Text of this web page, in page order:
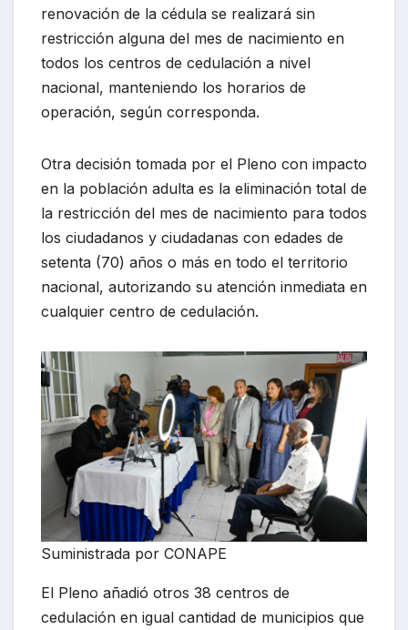
renovación de la cédula se realizará sin
restricción alguna del mes de nacimiento en
todos los centros de cedulación a nivel
nacional, manteniendo los horarios de
operación, según corresponda.
Otra decisión tomada por el Pleno con impacto
en la población adulta es la eliminación total de
la restricción del mes de nacimiento para todos
los ciudadanos y ciudadanas con edades de
setenta (70) años o más en todo el territorio
nacional, autorizando su atención inmediata en
cualquier centro de cedulación.
Suministrada por CONAPE
El Pleno añadió otros 38 centros de
cedulación en igual cantidad de municipios que